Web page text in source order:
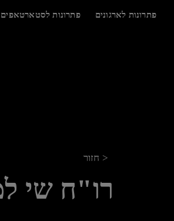
פתרונות לארגונים פתרונות לסטארטאפים
< חזור
רו"ח שי